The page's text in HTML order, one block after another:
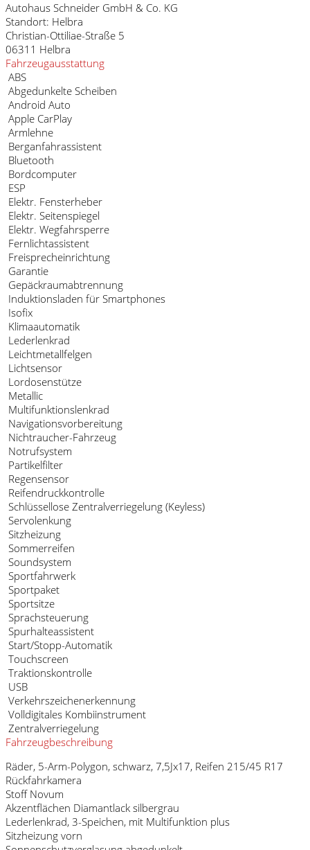
Autohaus Schneider GmbH & Co. KG
Standort: Helbra
Christian-Ottiliae-Straße 5
06311 Helbra
Fahrzeugausstattung
ABS
Abgedunkelte Scheiben
Android Auto
Apple CarPlay
Armlehne
Berganfahrassistent
Bluetooth
Bordcomputer
ESP
Elektr. Fensterheber
Elektr. Seitenspiegel
Elektr. Wegfahrsperre
Fernlichtassistent
Freisprecheinrichtung
Garantie
Gepäckraumabtrennung
Induktionsladen für Smartphones
Isofix
Klimaautomatik
Lederlenkrad
Leichtmetallfelgen
Lichtsensor
Lordosenstütze
Metallic
Multifunktionslenkrad
Navigationsvorbereitung
Nichtraucher-Fahrzeug
Notrufsystem
Partikelfilter
Regensensor
Reifendruckkontrolle
Schlüssellose Zentralverriegelung (Keyless)
Servolenkung
Sitzheizung
Sommerreifen
Soundsystem
Sportfahrwerk
Sportpaket
Sportsitze
Sprachsteuerung
Spurhalteassistent
Start/Stopp-Automatik
Touchscreen
Traktionskontrolle
USB
Verkehrszeichenerkennung
Volldigitales Kombiinstrument
Zentralverriegelung
Fahrzeugbeschreibung
Räder, 5-Arm-Polygon, schwarz, 7,5Jx17, Reifen 215/45 R17
Rückfahrkamera
Stoff Novum
Akzentflächen Diamantlack silbergrau
Lederlenkrad, 3-Speichen, mit Multifunktion plus
Sitzheizung vorn